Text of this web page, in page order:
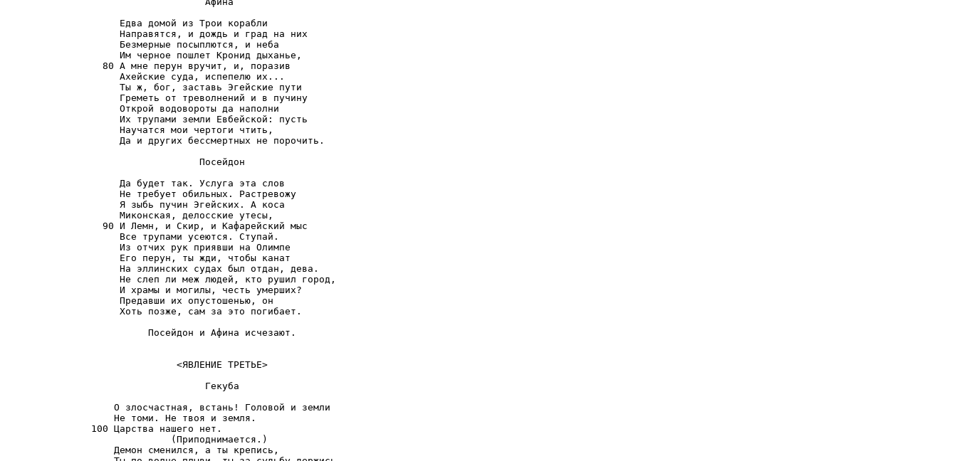
                    Едва домой из Трои корабли
                    Направятся, и дождь и град на них
                    Безмерные посыплются, и неба
                    Им черное пошлет Кронид дыханье,
                 80 А мне перун вручит, и, поразив
                    Ахейские суда, испепелю их...
                    Ты ж, бог, заставь Эгейские пути
                    Греметь от треволнений и в пучину
                    Открой водовороты да наполни
                    Их трупами земли Евбейской: пусть
                    Научатся мои чертоги чтить,
                    Да и других бессмертных не порочить.
                                  Посейдон
                    Да будет так. Услуга эта слов
                    Не требует обильных. Растревожу
                    Я зыбь пучин Эгейских. А коса
                    Миконская, делосские утесы,
                 90 И Лемн, и Скир, и Кафарейский мыс
                    Все трупами усеются. Ступай.
                    Из отчих рук приявши на Олимпе
                    Его перун, ты жди, чтобы канат
                    На эллинских судах был отдан, дева.
                    Не слеп ли меж людей, кто рушил город,
                    И храмы и могилы, честь умерших?
                    Предавши их опустошенью, он
                    Хоть позже, сам за это погибает.
                         Посейдон и Афина исчезают.
                              <ЯВЛЕНИЕ ТРЕТЬЕ>
                                   Гекуба
                   О злосчастная, встань! Головой и земли
                   Не томи. Не твоя и земля.
               100 Царства нашего нет.
                             (Приподнимается.)
                   Демон сменился, а ты крепись,